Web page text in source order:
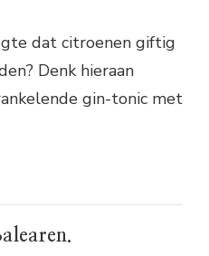
dat citroenen giftig
Denk hieraan
gin-tonic met